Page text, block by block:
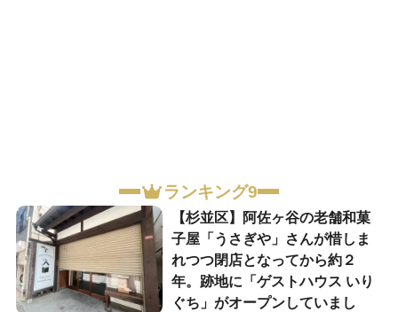
ランキング9
【杉並区】阿佐ヶ谷の老舗和菓
子屋「うさぎや」さんが惜しま
れつつ閉店となってから約２
年。跡地に「ゲストハウス いり
ぐち」がオープンしていまし